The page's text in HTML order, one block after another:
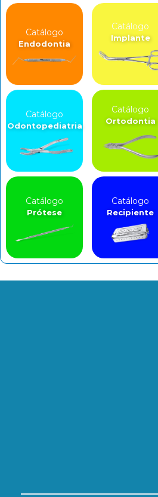
Catálogo
Endodontia
Catálogo
Implante
Catálogo
Odontopediatria
Catálogo
Ortodontia
Catálogo
Prótese
Catálogo
Recipiente